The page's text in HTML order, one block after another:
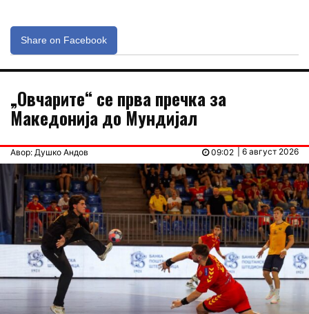
Share on Facebook
„Овчарите“ се прва пречка за
Македонија до Мундијал
Авор: Душко Андов | 6 август 2026
09:02